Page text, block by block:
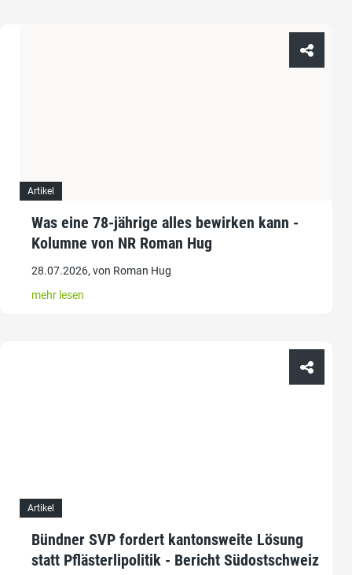
Artikel
Was eine 78-jährige alles bewirken kann -
Kolumne von NR Roman Hug
28.07.2026, von Roman Hug
mehr lesen
Artikel
Bündner SVP fordert kantonsweite Lösung
statt Pflästerlipolitik - Bericht Südostschweiz